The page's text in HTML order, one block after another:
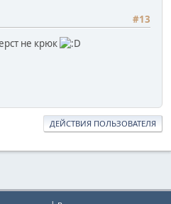
#13
не крюк
ДЕЙСТВИЯ ПОЛЬЗОВАТЕЛЯ